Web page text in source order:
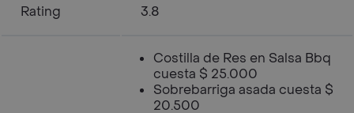
Rating 3.8
Costilla de Res en Salsa Bbq
cuesta $ 25.000
Sobrebarriga asada cuesta $
20.500